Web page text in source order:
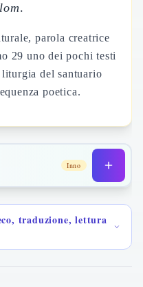
.
parola creatrice
29 uno dei pochi testi
del santuario
poetica.
Inno
traduzione, lettura